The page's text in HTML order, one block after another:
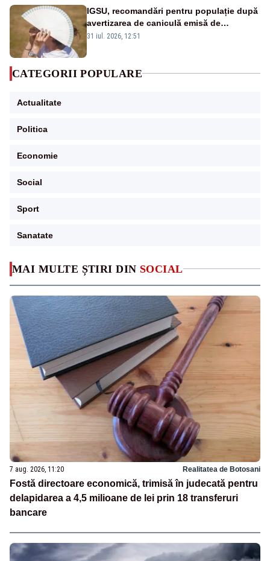
MAI MULTE ȘTIRI DIN SOCIAL
7 aug. 2026, 11:20 Realitatea de Botosani
Fostă directoare economică, trimisă în judecată pentru
delapidarea a 4,5 milioane de lei prin 18 transferuri
bancare
IGSU, recomandări pentru populație după
avertizarea de caniculă emisă de
meteorologi
31 iul. 2026, 12:51
CATEGORII POPULARE
Actualitate
Politica
Economie
Social
Sport
Sanatate